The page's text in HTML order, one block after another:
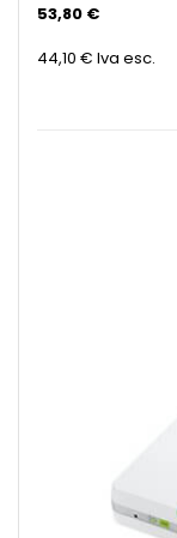
53,80 €
44,10 € Iva esc.